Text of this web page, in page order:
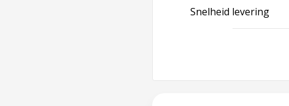
Snelheid levering